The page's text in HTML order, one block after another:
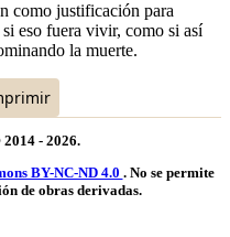
como justificación para
eso fuera vivir, como si así
la muerte.
- 2026.
BY-NC-ND 4.0 . No se permite
de obras derivadas.